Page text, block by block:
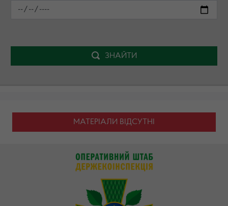
ЗНАЙТИ
МАТЕРІАЛИ ВІДСУТНІ